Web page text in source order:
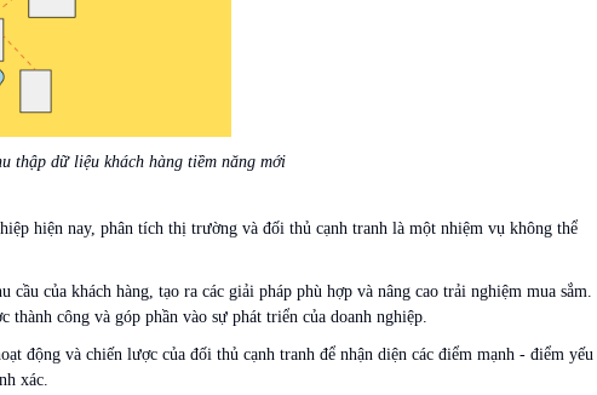
thập dữ liệu khách hàng tiềm năng mới
hiện nay, phân tích thị trường và đối thủ cạnh tranh là một nhiệm vụ không thể
của khách hàng, tạo ra các giải pháp phù hợp và nâng cao trải nghiệm mua sắm.
công và góp phần vào sự phát triển của doanh nghiệp.
động và chiến lược của đối thủ cạnh tranh để nhận diện các điểm mạnh - điểm yếu
xác.